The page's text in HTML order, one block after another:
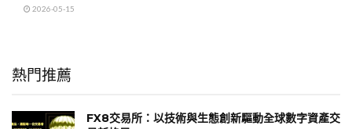
2026-05-15
熱門推薦
FX8交易所：以技術與生態創新驅動全球數字資產交